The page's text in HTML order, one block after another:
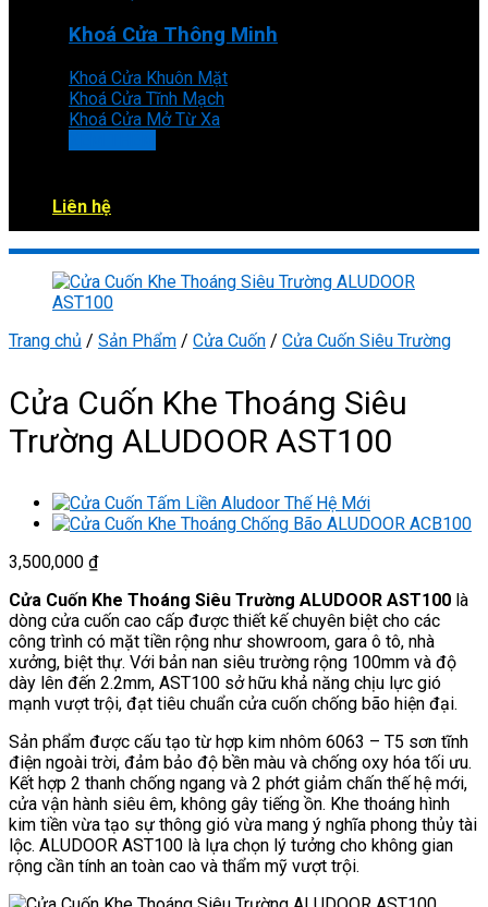
Khoá Cửa Thông Minh
Khoá Cửa Khuôn Mặt
Khoá Cửa Tĩnh Mạch
Khoá Cửa Mở Từ Xa
Liên hệ
Trang chủ / Sản Phẩm / Cửa Cuốn / Cửa Cuốn Siêu Trường
Cửa Cuốn Khe Thoáng Siêu
Trường ALUDOOR AST100
3,500,000 ₫
Cửa Cuốn Khe Thoáng Siêu Trường ALUDOOR AST100 là
dòng cửa cuốn cao cấp được thiết kế chuyên biệt cho các
công trình có mặt tiền rộng như showroom, gara ô tô, nhà
xưởng, biệt thự. Với bản nan siêu trường rộng 100mm và độ
dày lên đến 2.2mm, AST100 sở hữu khả năng chịu lực gió
mạnh vượt trội, đạt tiêu chuẩn cửa cuốn chống bão hiện đại.
Sản phẩm được cấu tạo từ hợp kim nhôm 6063 – T5 sơn tĩnh
điện ngoài trời, đảm bảo độ bền màu và chống oxy hóa tối ưu.
Kết hợp 2 thanh chống ngang và 2 phớt giảm chấn thế hệ mới,
cửa vận hành siêu êm, không gây tiếng ồn. Khe thoáng hình
kim tiền vừa tạo sự thông gió vừa mang ý nghĩa phong thủy tài
lộc. ALUDOOR AST100 là lựa chọn lý tưởng cho không gian
rộng cần tính an toàn cao và thẩm mỹ vượt trội.